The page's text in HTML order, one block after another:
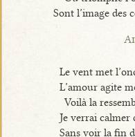
Sont l’image des
Le vent met
L’amour agite
Voilà la
Je verrai calmer
Sans voir la fin